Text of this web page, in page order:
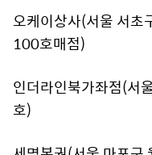
오케이상사(서울 서초
100호매점)
인더라인북가좌점(서
호)